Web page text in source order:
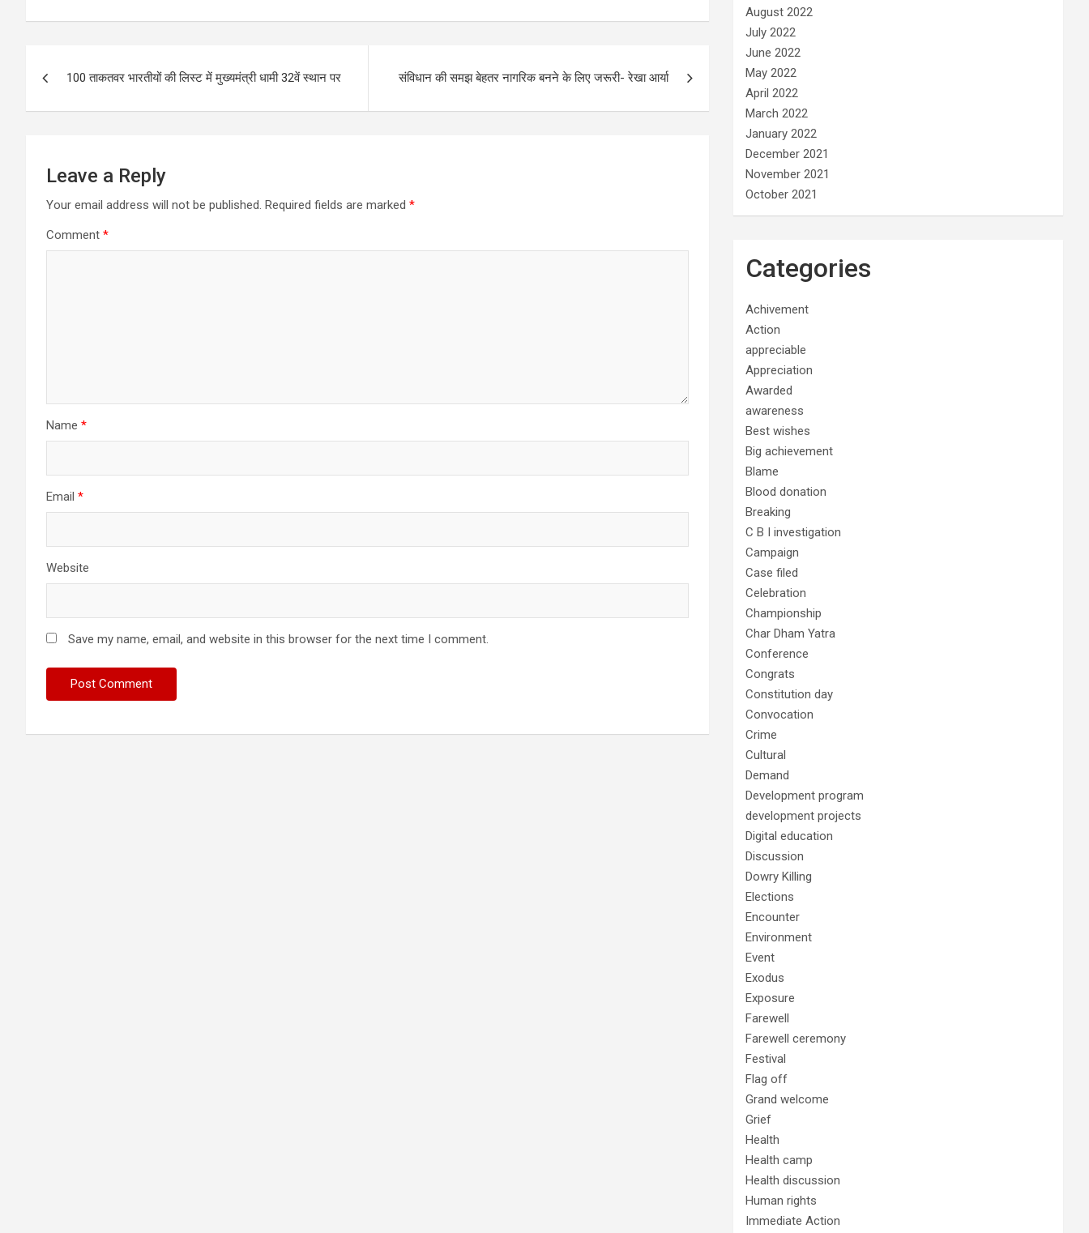
ce
o
o
ail at
A
p
ar
100 ताकतवर भारतीयों की लिस्ट में मुख्यमंत्री धामी 32वें स्थान पर संविधान की समझ बेहतर नागरिक बनने के लिए जरूरी- रेखा आर्या
Leave a Reply
Your email address will not be published. Required fields are marked *
Comment *
Name *
Email *
Website
Save my name, email, and website in this browser for the next time I comment.
August 2022
July 2022
June 2022
May 2022
April 2022
March 2022
January 2022
December 2021
November 2021
October 2021
Categories
Achivement
Action
appreciable
Appreciation
Awarded
awareness
Best wishes
Big achievement
Blame
Blood donation
Breaking
C B I investigation
Campaign
Case filed
Celebration
Championship
Char Dham Yatra
Conference
Congrats
Constitution day
Convocation
Crime
Cultural
Demand
Development program
development projects
Digital education
Discussion
Dowry Killing
Elections
Encounter
Environment
Event
Exodus
Exposure
Farewell
Farewell ceremony
Festival
Flag off
Grand welcome
Grief
Health
Health camp
Health discussion
Human rights
Immediate Action